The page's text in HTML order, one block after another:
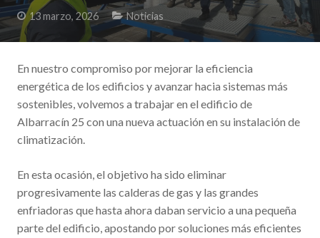
13 marzo, 2026 Noticias
En nuestro compromiso por mejorar la eficiencia
energética de los edificios y avanzar hacia sistemas más
sostenibles, volvemos a trabajar en el edificio de
Albarracín 25 con una nueva actuación en su instalación de
climatización.
En esta ocasión, el objetivo ha sido eliminar
progresivamente las calderas de gas y las grandes
enfriadoras que hasta ahora daban servicio a una pequeña
parte del edificio, apostando por soluciones más eficientes